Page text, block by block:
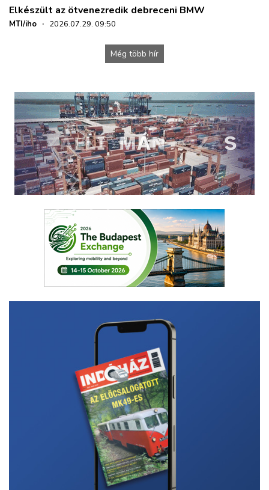
Elkészült az ötvenezredik debreceni BMW
MTI/iho · 2026.07.29. 09:50
Még több hír